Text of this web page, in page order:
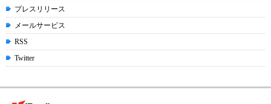
プレスリリース
メールサービス
RSS
Twitter